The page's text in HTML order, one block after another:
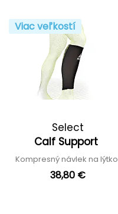
Viac veľkostí
Select
Calf Support
Kompresný návlek na lýtko
38,80 €